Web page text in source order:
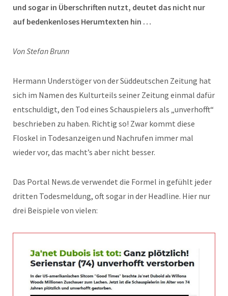
und sogar in Überschriften nutzt, deutet das nicht nur
auf bedenkenloses Herumtexten hin …
Von Stefan Brunn
Hermann Understöger von der Süddeutschen Zeitung hat
sich im Namen des Kulturteils seiner Zeitung einmal dafür
entschuldigt, den Tod eines Schauspielers als „unverhofft“
beschrieben zu haben. Richtig so! Zwar kommt diese
Floskel in Todesanzeigen und Nachrufen immer mal
wieder vor, das macht’s aber nicht besser.
Das Portal News.de verwendet die Formel in gefühlt jeder
dritten Todesmeldung, oft sogar in der Headline. Hier nur
drei Beispiele von vielen: